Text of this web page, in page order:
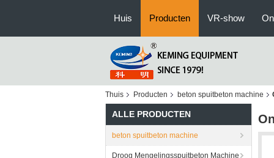
Huis Producten VR-show
Thuis Producten beton spuitbeton machine
ALLE PRODUCTEN
beton spuitbeton machine
Droog Mengelingsspuitbeton Machine